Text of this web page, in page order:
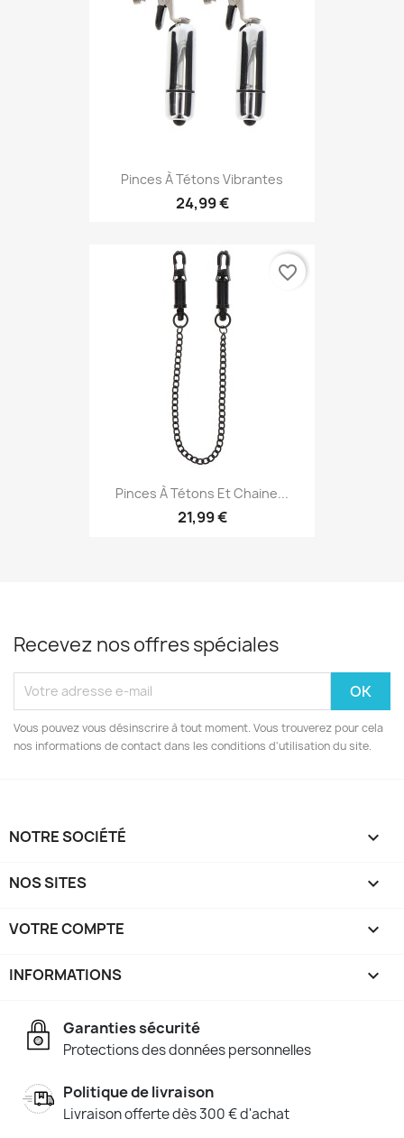
Pinces À Tétons Vibrantes
24,99 €
Pinces À Tétons Et Chaine...
21,99 €
favorite_border
Recevez nos offres spéciales
Vous pouvez vous désinscrire à tout moment. Vous trouverez pour cela
nos informations de contact dans les conditions d'utilisation du site.
NOTRE SOCIÉTÉ 
NOS SITES 
VOTRE COMPTE 
INFORMATIONS keyboard_arrow_down
Garanties sécurité
Protections des données personnelles
Politique de livraison
Livraison offerte dès 300 € d'achat